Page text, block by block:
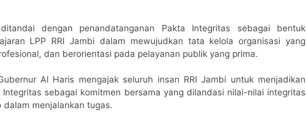
dengan penandatanganan Pakta Integritas sebagai bentuk
LPP RRI Jambi dalam mewujudkan tata kelola organisasi yang
dan berorientasi pada pelayanan publik yang prima.
Al Haris mengajak seluruh insan RRI Jambi untuk menjadikan
Integritas sebagai komitmen bersama yang dilandasi nilai-nilai integritas
menjalankan tugas.